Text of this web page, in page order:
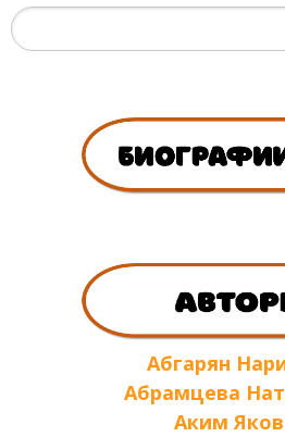
Абгарян
Абрамцева
Аким Яков